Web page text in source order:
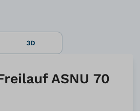
3D
ASNU 70